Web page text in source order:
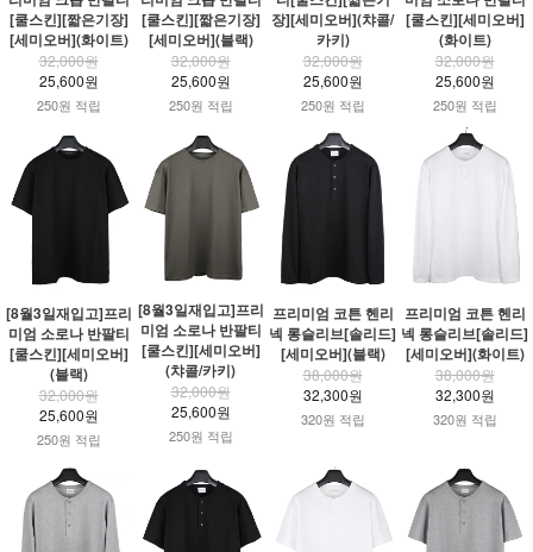
[쿨스킨][짧은기장]
[세미오버](화이트)
32,000원
25,600원
250원 적립
[쿨스킨][짧은기장]
[세미오버](블랙)
32,000원
25,600원
250원 적립
장][세미오버](챠콜/
카키)
32,000원
25,600원
250원 적립
[쿨스킨][세미오버]
(화이트)
32,000원
25,600원
250원 적립
[8월3일재입고]프리
미엄 소로나 반팔티
[쿨스킨][세미오버]
(블랙)
32,000원
25,600원
250원 적립
[8월3일재입고]프리
미엄 소로나 반팔티
[쿨스킨][세미오버]
(챠콜/카키)
32,000원
25,600원
250원 적립
프리미엄 코튼 헨리
넥 롱슬리브[솔리드]
[세미오버](블랙)
38,000원
32,300원
320원 적립
프리미엄 코튼 헨리
넥 롱슬리브[솔리드]
[세미오버](화이트)
38,000원
32,300원
320원 적립